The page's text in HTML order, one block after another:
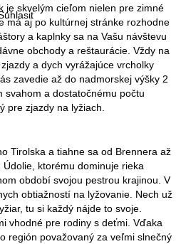
je skvelým cieľom nielen pre zimné
má aj po kultúrnej stránke rozhodne
a kaplnky sa na Vašu návštevu
obchody a reštaurácie. Vždy na
a dych vyrážajúce vrcholky
zavedie až do nadmorskej výšky 2
a dostatočnému počtu
pre zjazdy na lyžiach.
Tirolska a tiahne sa od Brennera až
ktorému dominuje rieka
období svojou pestrou krajinou. V
obtiažností na lyžovanie. Nech už
tu si každý nájde to svoje.
vhodné pre rodiny s deťmi. Vďaka
región považovaný za veľmi slnečný